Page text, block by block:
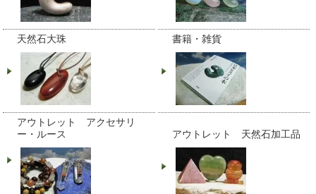
天然石大珠 書籍・雑貨
アウトレット アクセサリ
ー・ルース
アウトレット 天然石加工品